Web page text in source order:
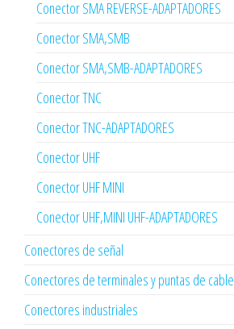
Conector SMA REVERSE-ADAPTADORES
Conector SMA,SMB
Conector SMA,SMB-ADAPTADORES
Conector TNC
Conector TNC-ADAPTADORES
Conector UHF
Conector UHF MINI
Conector UHF,MINI UHF-ADAPTADORES
Conectores de señal
Conectores de terminales y puntas de cable
Conectores industriales